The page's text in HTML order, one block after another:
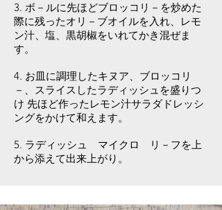
3. ボ－ルに先ほどブロッコリ－を炒めた
際に残ったオリ－ブオイルを入れ、レモ
ン汁、塩、黒胡椒をいれてかき混ぜま
す。
4. お皿に調理したキヌア、ブロッコリ
－、スライスしたラディッシュを盛りつ
け 先ほど作ったレモン汁サラダドレッシ
ングをかけて和えます。
5. ラディッシュ マイクロ リ－フを上
から添えて出来上がり。